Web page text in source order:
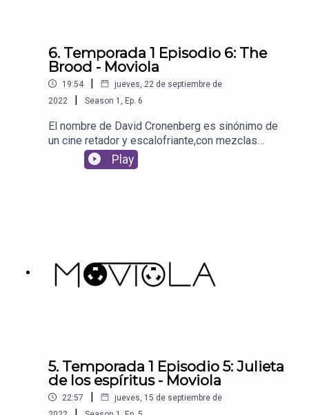
6. Temporada 1 Episodio 6: The
Brood - Moviola
19:54 |
jueves, 22 de septiembre de
2022
| Season 1 , Ep. 6
El nombre de David Cronenberg es sinónimo de
un cine retador y escalofriante,con mezclas
impactantes de historia y efectos visuales. En
‘Moviola’ queremosmucho a este hombre y
Brood (1979)
Play
5. Temporada 1 Episodio 5: Julieta
de los espíritus - Moviola
22:57 |
jueves, 15 de septiembre de